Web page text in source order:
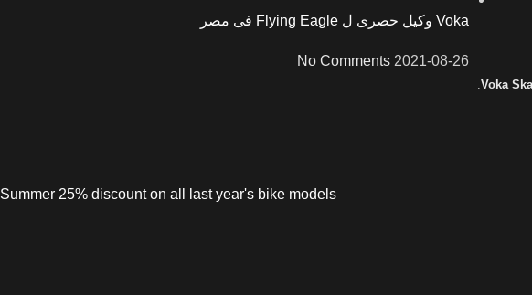
Voka وكيل حصرى ل Flying Eagle فى مصر
2021-08-26
No Comments
Voka
Summer 25% discount on all last year's bike models